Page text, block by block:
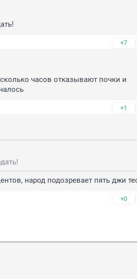
+7
часов отказывают почки и
+1
народ подозревает пять джи
+0